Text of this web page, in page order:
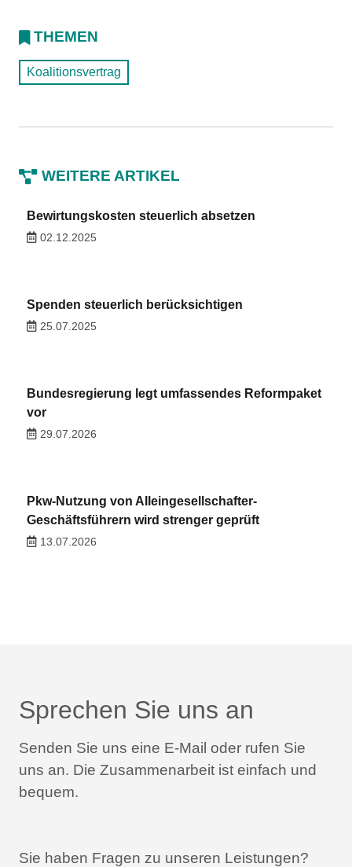
THEMEN
Koalitionsvertrag
WEITERE ARTIKEL
Bewirtungskosten steuerlich absetzen
02.12.2025
Spenden steuerlich berücksichtigen
25.07.2025
Bundesregierung legt umfassendes Reformpaket
vor
29.07.2026
Pkw-Nutzung von Alleingesellschafter-
Geschäftsführern wird strenger geprüft
13.07.2026
Sprechen Sie uns an
Senden Sie uns eine E-Mail oder rufen Sie
uns an. Die Zusammenarbeit ist einfach und
bequem.
Sie haben Fragen zu unseren Leistungen?